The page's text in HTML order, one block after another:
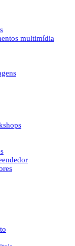
multimídia